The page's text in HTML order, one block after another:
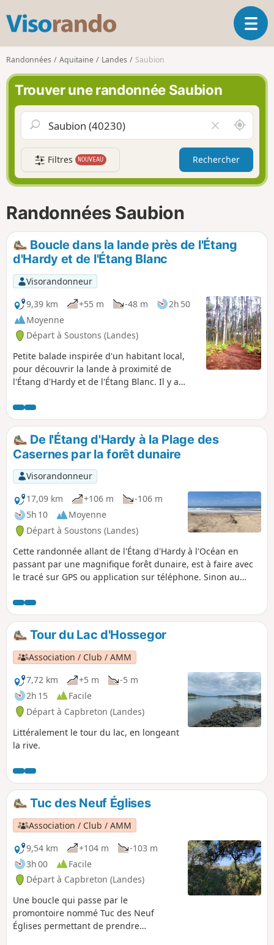
s
o
r
n
d
o
O
u
l
a
i
g
o
Randonnées Aquitaine Landes Saubion
Trouver une randonnée Saubion
i
d
e
r
l
a
A
u
t
u
r
Filtres NOUVEAU Rechercher
Randonnées Saubion
Boucle dans la lande près de l'Étang
d'Hardy et de l'Étang Blanc
Visorandonneur
9,39 km
+55 m -48 m
2h 50
Moyenne
Départ à Soustons (Landes)
Petite balade inspirée d'un habitant local,
pour découvrir la lande à proximité de
l'Étang d'Hardy et de l'Étang Blanc. Il y a
d'exploitation de pins car ça fait aussi partie
de la vie dans les Landes. La fin du trajet
s'effectue le long de la route, le chemin
cartographié sur la gauche n'existant plus.
De l'Étang d'Hardy à la Plage des
Casernes par la forêt dunaire
Visorandonneur
17,09 km
+106 m
-106 m
5h 10
Moyenne
Départ à Soustons (Landes)
Cette randonnée allant de l'Étang d'Hardy à l'Océan en
passant par une magnifique forêt dunaire, est à faire avec
le tracé sur GPS ou application sur téléphone. Sinon au
qui sont sur la carte mais pas ou plus sur le terrain et
inversement des chemins qui sont sur le terrain et pas sur
la carte. Le tracé n'emprunte que des chemins qui sont sur
la carte. Le parcours est sans aucune difficulté technique et
les chemins sont confortables.
Tour du Lac d'Hossegor
Association / Club / AMM
7,72 km
+5 m
-5 m
2h 15
Facile
Départ à Capbreton (Landes)
Littéralement le tour du lac, en longeant
la rive.
Tuc des Neuf Églises
Association / Club / AMM
9,54 km
+104 m
-103 m
3h 00
Facile
Départ à Capbreton (Landes)
Une boucle qui passe par le
promontoire nommé Tuc des Neuf
Églises permettant de prendre